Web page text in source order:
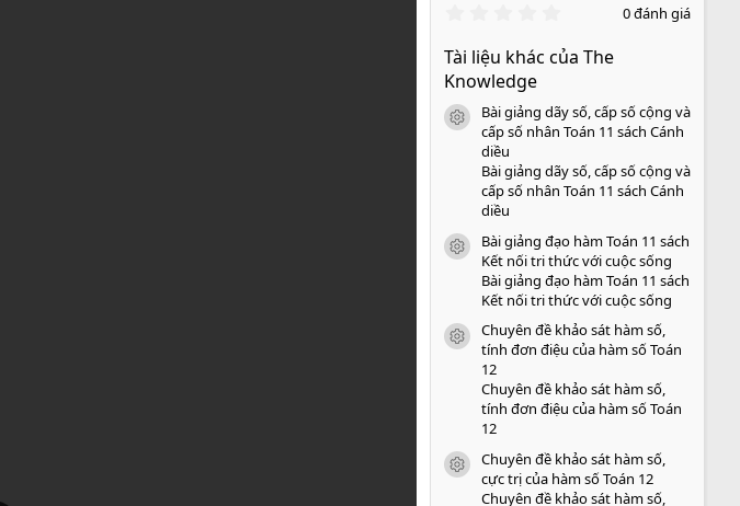
0
0
o
0 đánh giá
Tài liệu khác của The
Knowledge
icon tài liệu
Bài giảng dãy số, cấp số cộng và
cấp số nhân Toán 11 sách Cánh
diều
Bài giảng dãy số, cấp số cộng và
cấp số nhân Toán 11 sách Cánh
diều
icon tài liệu
Bài giảng đạo hàm Toán 11 sách
Kết nối tri thức với cuộc sống
Bài giảng đạo hàm Toán 11 sách
Kết nối tri thức với cuộc sống
icon tài liệu
Chuyên đề khảo sát hàm số,
tính đơn điệu của hàm số Toán
12
Chuyên đề khảo sát hàm số,
tính đơn điệu của hàm số Toán
12
icon tài liệu
Chuyên đề khảo sát hàm số,
cực trị của hàm số Toán 12
Chuyên đề khảo sát hàm số,